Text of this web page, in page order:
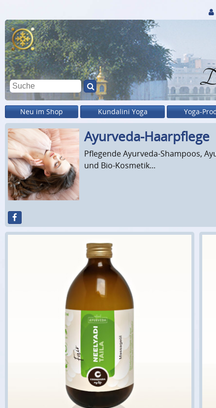
Neu im Shop Kundalini Yoga Yoga-
Ayurveda-Haarpflege
Pflegende Ayurveda-Shampoos,
und Bio-Kosmetik...